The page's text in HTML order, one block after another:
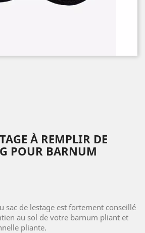
À REMPLIR DE
POUR BARNUM
sac de lestage est fortement conseillé
au sol de votre barnum pliant et
pliante.